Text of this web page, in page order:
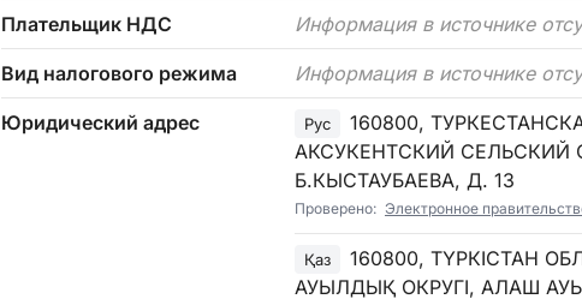
Плательщик НДС Информация в источнике
Вид налогового режима Информация в источнике
Юридический адрес Рус
160800,
АКСУКЕНТСКИЙ СЕЛЬСКИЙ
Б.КЫСТАУБАЕВА, Д. 13
Проверено: Электронное
Қаз
160800, ТҮРКІСТАН
АУЫЛДЫҚ ОКРУГІ, АЛАШ